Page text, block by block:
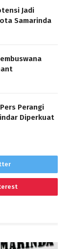
Jadi
Samarinda
Perangi
Diperkuat